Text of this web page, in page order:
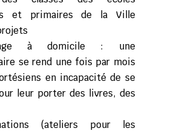
et primaires de la Ville
à domicile : une
se rend une fois par mois
en incapacité de se
leur porter des livres, des
(ateliers pour les